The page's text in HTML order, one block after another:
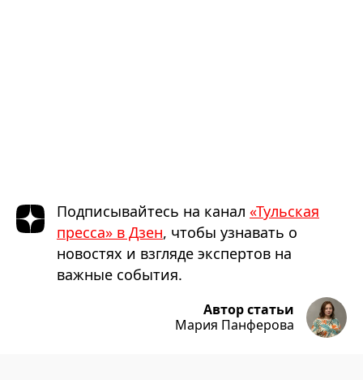
Подписывайтесь на канал «Тульская
пресса» в Дзен, чтобы узнавать о
новостях и взгляде экспертов на
важные события.
Автор статьи
Мария Панферова